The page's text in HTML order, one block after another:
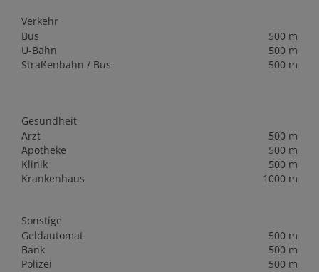
Verkehr
Bus
500 m
U-Bahn
500 m
Straßenbahn / Bus
500 m
Gesundheit
Arzt
500 m
Apotheke
500 m
Klinik
500 m
Krankenhaus
1000 m
Sonstige
Geldautomat
500 m
Bank
500 m
Polizei
500 m